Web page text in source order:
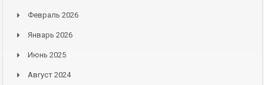
Февраль 2026
Январь 2026
Июнь 2025
Август 2024